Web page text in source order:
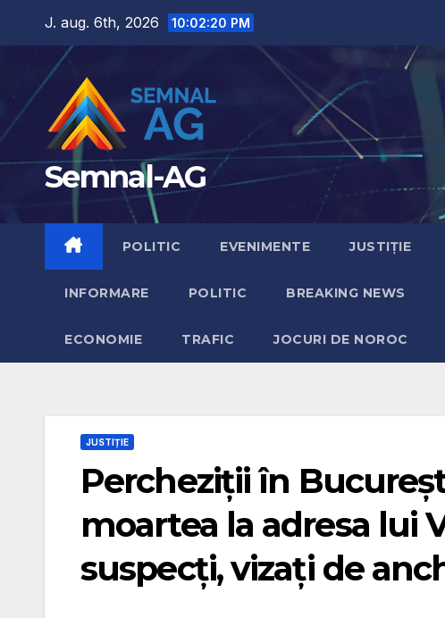
J. aug. 6th, 2026 10:02:22 PM
Semnal-AG
POLITIC EVENIMENTE JUSTIȚIE
INFORMARE POLITIC BREAKING NEWS
ECONOMIE TRAFIC JOCURI DE NOROC
JUSTIȚIE
Percheziții în
moartea la adresa lui
suspecți, vizați de